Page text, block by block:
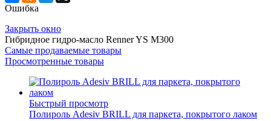
Ошибка
Закрыть окно
Гибридное гидро-масло Renner YS M300
Самые продаваемые товары
Просмотренные товары
Быстрый просмотр
Полироль Adesiv BRILL для паркета, покрытого лаком